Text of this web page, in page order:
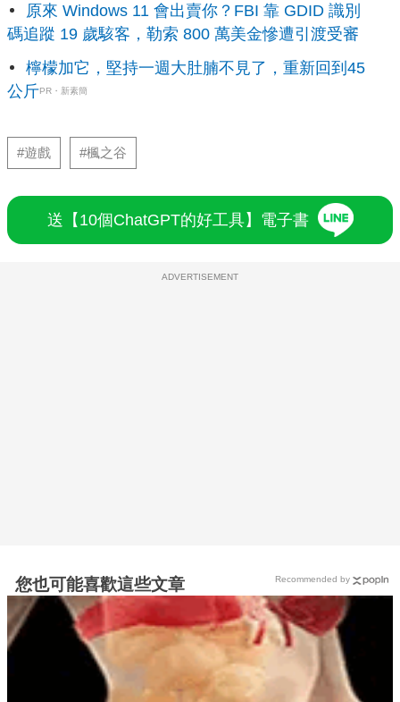
原來 Windows 11 會出賣你？FBI 靠 GDID 識別
碼追蹤 19 歲駭客，勒索 800 萬美金慘遭引渡受審
檸檬加它，堅持一週大肚腩不見了，重新回到45
公斤PR・新素簡
#遊戲 #楓之谷
送【10個ChatGPT的好工具】電子書
ADVERTISEMENT
您也可能喜歡這些文章 Recommended by